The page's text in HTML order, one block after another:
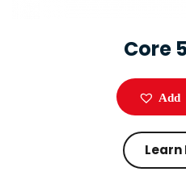
Core
Add
Learn